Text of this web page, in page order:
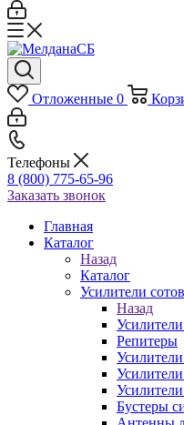
Отложенные 0
Телефоны
8 (800) 775-65-96
Заказать звонок
Главная
Каталог
Назад
Каталог
Усилители
Назад
Репитеры
Бустеры